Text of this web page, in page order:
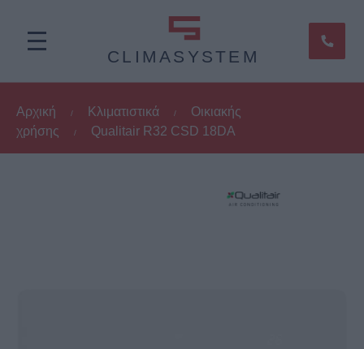
CLIMASYSTEM
Αρχική / Κλιματιστικά /
Οικιακής
χρήσης
/ Qualitair R32 CSD 18DA